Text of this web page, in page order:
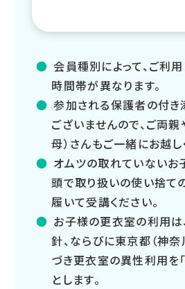
会員種別によって、ご利
時間帯が異なります。
参加される保護者の付
ございませんので、ご両
母）さんもご一緒にお越し
オムツの取れていないお
頭で取り扱いの使い捨て
履いて受講ください。
お子様の更衣室の利用は
針、ならびに東京都（神
づき更衣室の異性利用を
とします。